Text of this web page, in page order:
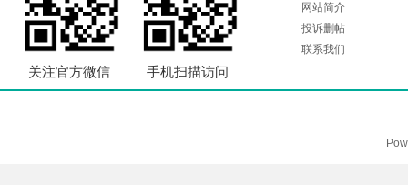
关注官方微信 手机扫描访问
网站简介
投诉删帖
联系我们